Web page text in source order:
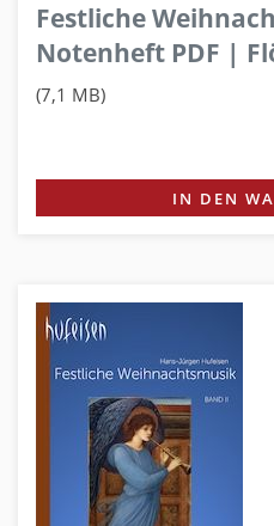
Festliche
Notenheft PDF |
(7,1 MB)
IN DEN